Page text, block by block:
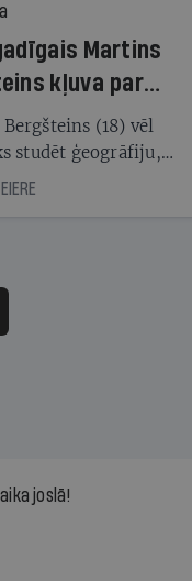
Martins
kļuva par
seju?(18) vēl
studēt ģeogrāfiju,
jau uzticas
mammas
drosme turpināt
arī tad, kad
joslā!